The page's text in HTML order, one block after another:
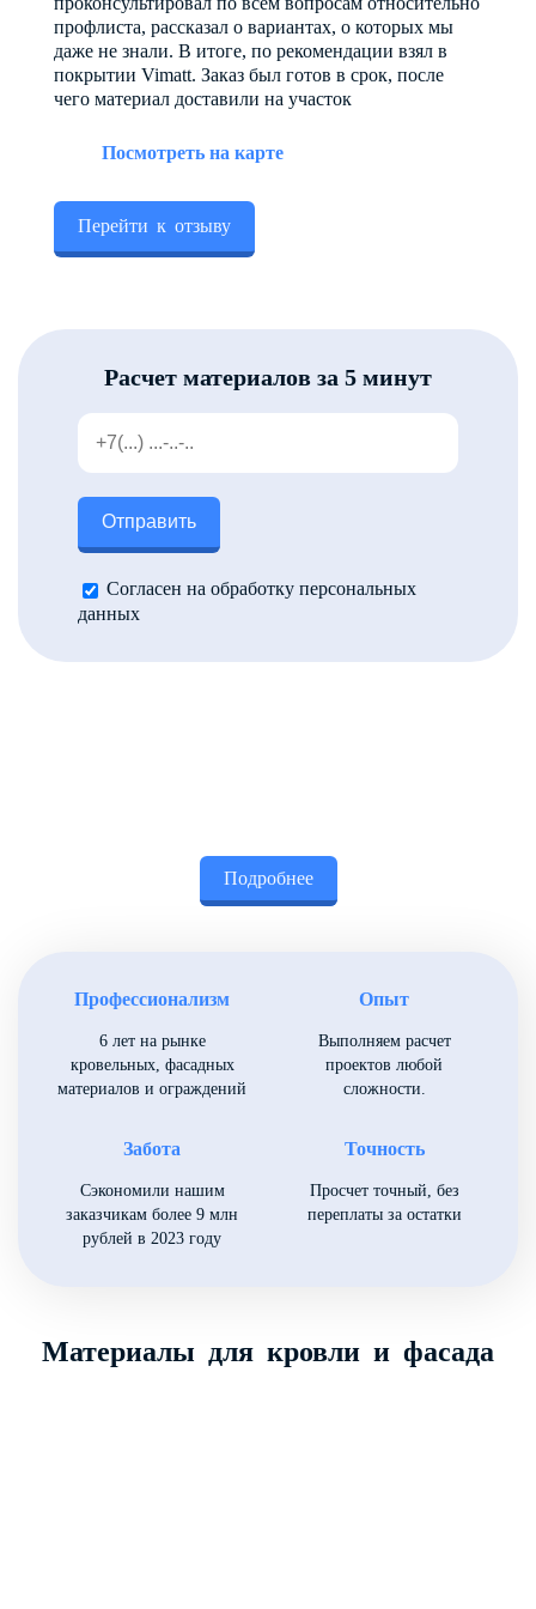
профлиста, рассказал о вариантах, о которых мы
даже не знали. В итоге, по рекомендации взял в
покрытии Vimatt. Заказ был готов в срок, после
чего материал доставили на участок
Посмотреть на карте
Перейти к отзыву
Расчет материалов за 5 минут
Согласен на обработку персональных
данных
Подробнее
Профессионализм
6 лет на рынке
кровельных, фасадных
материалов и ограждений
Опыт
Выполняем расчет
проектов любой
сложности.
Забота
Сэкономили нашим
заказчикам более 9 млн
рублей в 2023 году
Точность
Просчет точный, без
переплаты за остатки
Материалы для кровли и фасада